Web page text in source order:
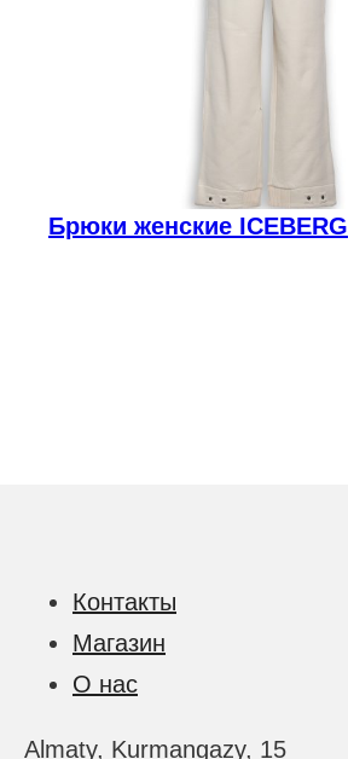
Брюки женские ICEBERG
Контакты
Магазин
О нас
Almaty, Kurmangazy, 15